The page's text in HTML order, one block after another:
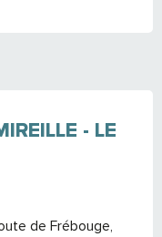
- LE
de Frébouge,